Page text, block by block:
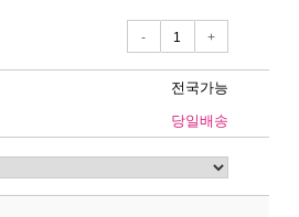
- +
전국가능
당일배송